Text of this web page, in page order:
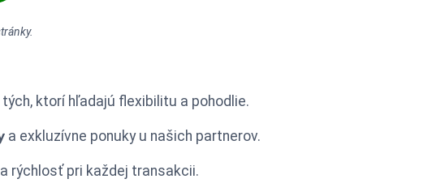
ktorí hľadajú flexibilitu a pohodlie.
a exkluzívne ponuky u našich partnerov.
rýchlosť pri každej transakcii.